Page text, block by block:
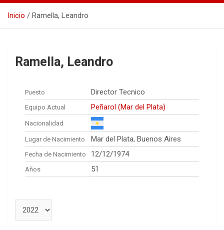
Inicio Ramella, Leandro
Ramella, Leandro
Puesto Director Tecnico
Equipo Actual Peñarol (Mar del Plata)
Nacionalidad
Lugar de Nacimiento Mar del Plata, Buenos Aires
Fecha de Nacimiento 12/12/1974
Años 51